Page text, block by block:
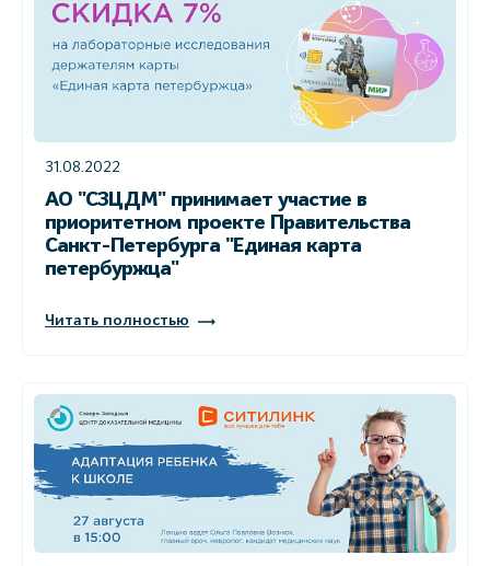
31.08.2022
АО "СЗЦДМ" принимает участие в
приоритетном проекте Правительства
Санкт-Петербурга "Единая карта
петербуржца"
Читать полностью